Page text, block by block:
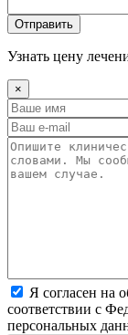
Отправить
Узнать цену
×
Я согласен на
соответствии с
персональных